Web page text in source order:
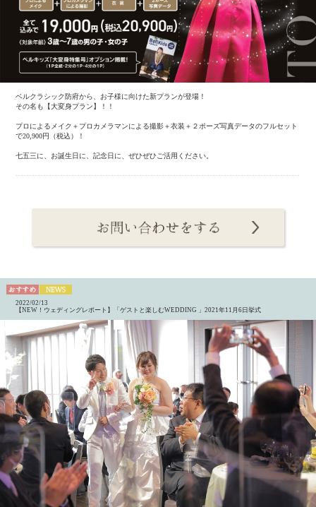
ベルクラシック防府から、お子様に向けた新プランが登場！
その名も【大変身プラン】！！
プロによるメイク＋プロカメラマンによる撮影＋衣装＋２ポーズ写真データのフルセット
で20,900円（税込）！
七五三に、お誕生日に、記念日に、ぜひぜひご活用ください。
2022/02/13
【NEW！ウェディングレポート】「ゲストと楽しむWEDDING 」2021年11月6日挙式